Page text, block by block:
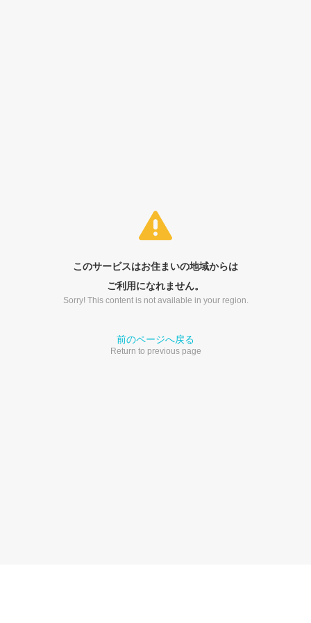
このサービスはお住まいの地域からは
ご利用になれません。
Sorry! This content is not available in your region.
前のページへ戻る
Return to previous page